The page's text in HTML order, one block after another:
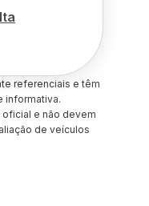
referenciais e têm
informativa.
e não devem
de veículos